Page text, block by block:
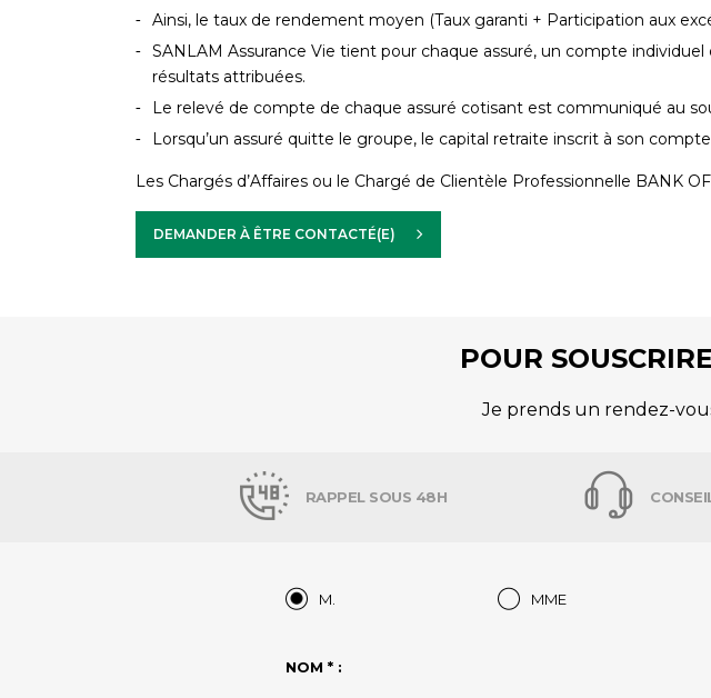
Ainsi, le taux de rendement moyen (Taux garanti + Participation aux
SANLAM Assurance Vie tient pour chaque assuré, un compte
résultats attribuées.
Le relevé de compte de chaque assuré cotisant est communiqué au
Lorsqu’un assuré quitte le groupe, le capital retraite inscrit à son
Les Chargés d’Affaires ou le Chargé de Clientèle Professionnelle BANK
DEMANDER À ÊTRE CONTACTÉ(E)
POUR
Je prends un rendez-
RAPPEL SOUS 48H
M. MME
NOM * :